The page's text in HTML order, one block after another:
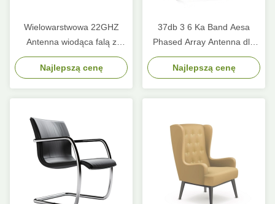
Wielowarstwowa 22GHZ
Antenna wiodąca falą z
gniazdkami Materiał
miedziany
Najlepszą cenę
37db 3 6 Ka Band Aesa
Phased Array Antenna dla
samolotów Beam Steering
16 GHz do 17 GHz
Najlepszą cenę